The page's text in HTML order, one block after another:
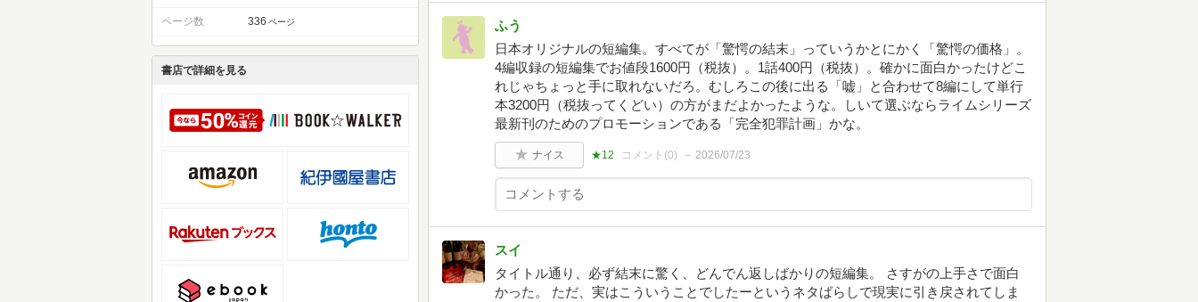
ページ数 336 ページ
書店で詳細を見る
ふう
日本オリジナルの短編集。すべてが「驚愕の結末」っていうかとにかく「驚愕の価格」。
4編収録の短編集でお値段1600円（税抜）。1話400円（税抜）。確かに面白かったけどこ
れじゃちょっと手に取れないだろ。むしろこの後に出る「嘘」と合わせて8編にして単行
本3200円（税抜ってくどい）の方がまだよかったような。しいて選ぶならライムシリーズ
最新刊のためのプロモーションである「完全犯罪計画」かな。
ナイス ★12 コメント(0) 2026/07/23
スイ
タイトル通り、必ず結末に驚く、どんでん返しばかりの短編集。 さすがの上手さで面白
かった。 ただ、実はこういうことでしたーというネタばらしで現実に引き戻されてしま